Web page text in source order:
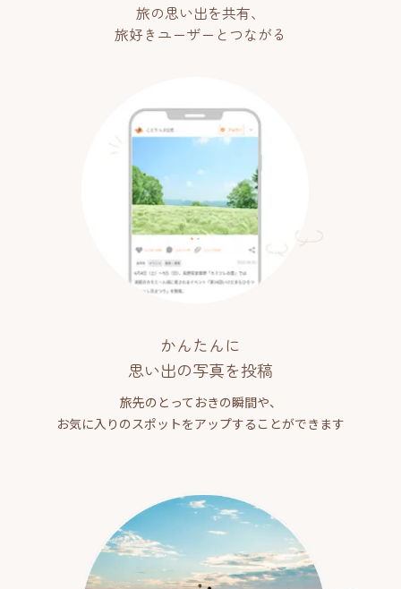
旅の思い出を共有、
旅好きユーザーとつながる
かんたんに
思い出の写真を投稿
旅先のとっておきの瞬間や、
お気に入りのスポットをアップすることができます